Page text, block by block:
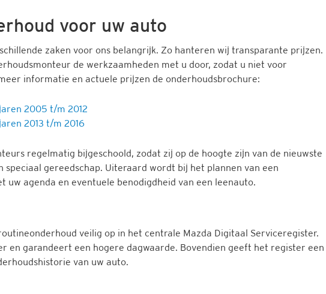
voor uw auto
zaken voor ons belangrijk. Zo hanteren wij transparante prijzen.
de werkzaamheden met u door, zodat u niet voor
informatie en actuele prijzen de onderhoudsbrochure:
2005 t/m 2012
2013 t/m 2016
regelmatig bijgeschoold, zodat zij op de hoogte zijn van de nieuwste
gereedschap. Uiteraard wordt bij het plannen van een
uw agenda en eventuele benodigdheid van een leenauto.
veilig op in het centrale Mazda Digitaal Serviceregister.
en garandeert een hogere dagwaarde. Bovendien geeft het register een
van uw auto.